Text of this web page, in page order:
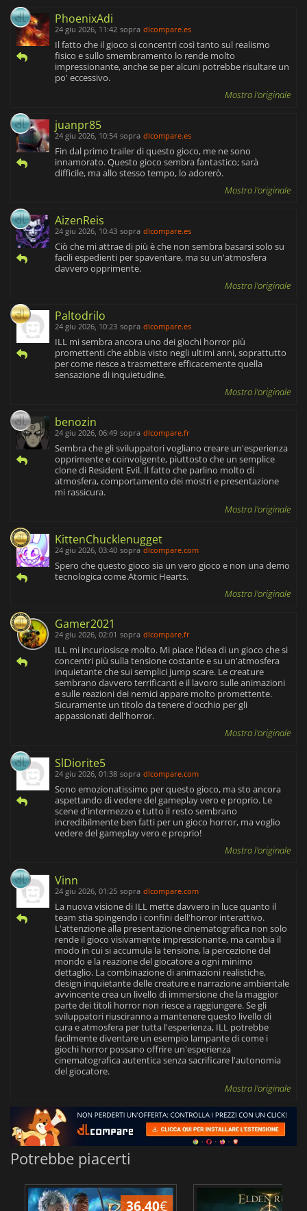
PhoenixAdi
24 giu 2026, 11:42 sopra dlcompare.es
Il fatto che il gioco si concentri così tanto sul realismo
fisico e sullo smembramento lo rende molto
impressionante, anche se per alcuni potrebbe risultare un
po' eccessivo.
Mostra l'originale
juanpr85
24 giu 2026, 10:54 sopra dlcompare.es
Fin dal primo trailer di questo gioco, me ne sono
innamorato. Questo gioco sembra fantastico; sarà
difficile, ma allo stesso tempo, lo adorerò.
Mostra l'originale
AizenReis
24 giu 2026, 10:43 sopra dlcompare.es
Ciò che mi attrae di più è che non sembra basarsi solo su
facili espedienti per spaventare, ma su un'atmosfera
davvero opprimente.
Mostra l'originale
Paltodrilo
24 giu 2026, 10:23 sopra dlcompare.es
ILL mi sembra ancora uno dei giochi horror più
promettenti che abbia visto negli ultimi anni, soprattutto
per come riesce a trasmettere efficacemente quella
sensazione di inquietudine.
Mostra l'originale
benozin
24 giu 2026, 06:49 sopra dlcompare.fr
Sembra che gli sviluppatori vogliano creare un'esperienza
opprimente e coinvolgente, piuttosto che un semplice
clone di Resident Evil. Il fatto che parlino molto di
atmosfera, comportamento dei mostri e presentazione
mi rassicura.
Mostra l'originale
KittenChucklenugget
24 giu 2026, 03:40 sopra dlcompare.com
Spero che questo gioco sia un vero gioco e non una demo
tecnologica come Atomic Hearts.
Mostra l'originale
Gamer2021
24 giu 2026, 02:01 sopra dlcompare.fr
ILL mi incuriosisce molto. Mi piace l'idea di un gioco che si
concentri più sulla tensione costante e su un'atmosfera
inquietante che sui semplici jump scare. Le creature
sembrano davvero terrificanti e il lavoro sulle animazioni
e sulle reazioni dei nemici appare molto promettente.
Sicuramente un titolo da tenere d'occhio per gli
appassionati dell'horror.
Mostra l'originale
SlDiorite5
24 giu 2026, 01:38 sopra dlcompare.com
Sono emozionatissimo per questo gioco, ma sto ancora
aspettando di vedere del gameplay vero e proprio. Le
scene d'intermezzo e tutto il resto sembrano
incredibilmente ben fatti per un gioco horror, ma voglio
vedere del gameplay vero e proprio!
Mostra l'originale
Vinn
24 giu 2026, 01:25 sopra dlcompare.com
La nuova visione di ILL mette davvero in luce quanto il
team stia spingendo i confini dell'horror interattivo.
L'attenzione alla presentazione cinematografica non solo
rende il gioco visivamente impressionante, ma cambia il
modo in cui si accumula la tensione, la percezione del
mondo e la reazione del giocatore a ogni minimo
dettaglio. La combinazione di animazioni realistiche,
design inquietante delle creature e narrazione ambientale
avvincente crea un livello di immersione che la maggior
parte dei titoli horror non riesce a raggiungere. Se gli
sviluppatori riusciranno a mantenere questo livello di
cura e atmosfera per tutta l'esperienza, ILL potrebbe
facilmente diventare un esempio lampante di come i
giochi horror possano offrire un'esperienza
cinematografica autentica senza sacrificare l'autonomia
del giocatore.
Mostra l'originale
Potrebbe piacerti
36.40€